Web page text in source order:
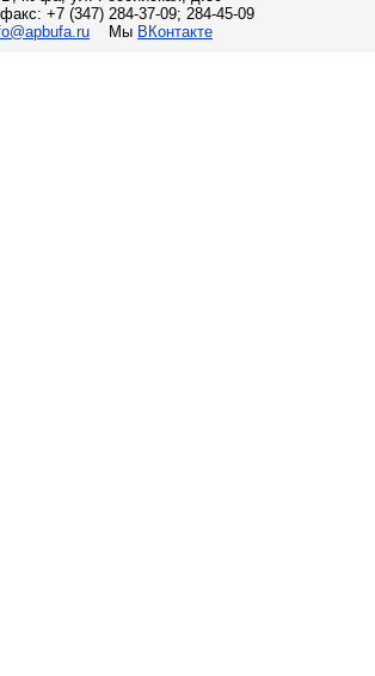
+7 (347) 284-37-09; 284-45-09
Мы ВКонтакте